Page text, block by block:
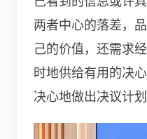
两者中心的落差，
己的价值，还需求
时地供给有用的决
决心地做出决议计划